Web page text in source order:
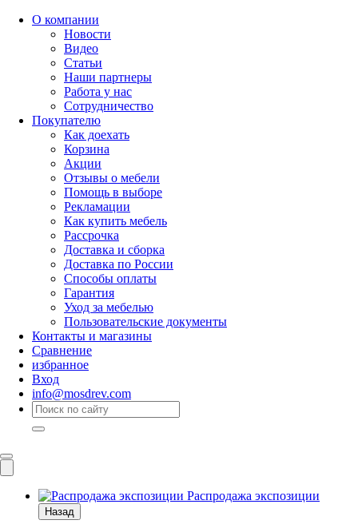
О компании
Новости
Видео
Статьи
Наши партнеры
Работа у нас
Сотрудничество
Покупателю
Как доехать
Корзина
Акции
Отзывы о мебели
Помощь в выборе
Рекламации
Как купить мебель
Рассрочка
Доставка и сборка
Доставка по России
Способы оплаты
Гарантия
Уход за мебелью
Пользовательские документы
Контакты и магазины
Сравнение
избранное
Вход
info@mosdrev.com
Распродажа экспозиции
Назад